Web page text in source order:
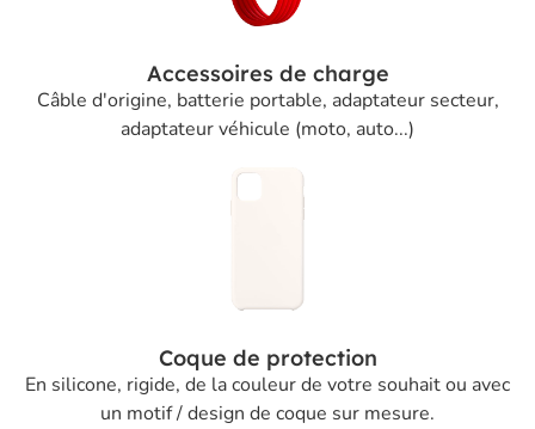
Accessoires de charge
Câble d'origine, batterie portable, adaptateur secteur,
adaptateur véhicule (moto, auto...)
Coque de protection
En silicone, rigide, de la couleur de votre souhait ou avec
un motif / design de coque sur mesure.